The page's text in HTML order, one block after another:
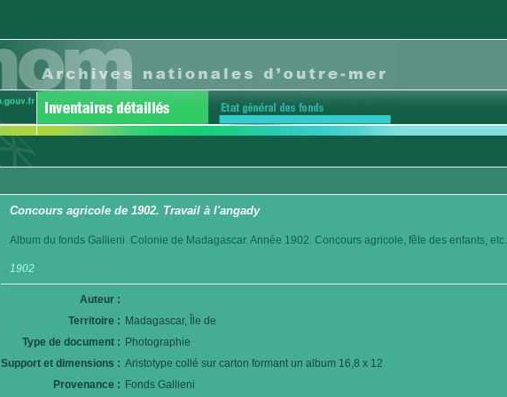
Concours agricole de 1902. Travail à l'angady
Album du fonds Gallieni. Colonie de Madagascar. Année 1902. Concours agricole, fête des enfants, etc...
1902
Auteur :
Territoire : Madagascar, Île de
Type de document : Photographie
Support et dimensions : Aristotype collé sur carton formant un album 16,8 x 12
Provenance : Fonds Gallieni